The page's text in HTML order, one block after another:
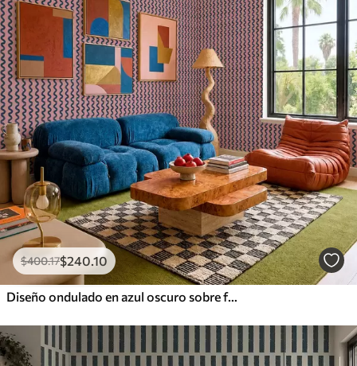
$400.17$240.10
Diseño ondulado en azul oscuro sobre fondo rosa